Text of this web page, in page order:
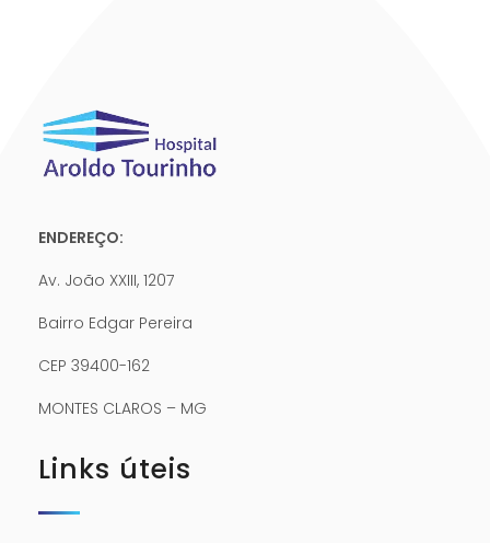
ENDEREÇO:
Av. João XXIII, 1207
Bairro Edgar Pereira
CEP 39400-162
MONTES CLAROS – MG
Links úteis